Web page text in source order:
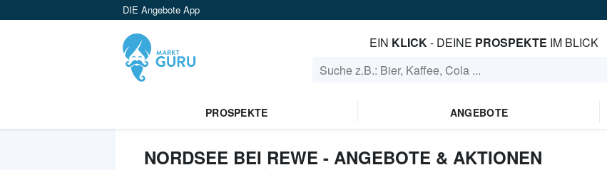
DIE Angebote App
EIN KLICK- DEINE PROSPEKTE IM BLICK
PROSPEKTE ANGEBOTE
NORDSEE BEI REWE - ANGEBOTE & AKTIONEN